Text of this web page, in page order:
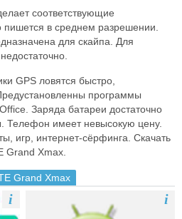
соответствующие
в среднем разрешении.
для скайпа. Для
GPS ловятся быстро,
программы
Заряда батареи достаточно
Телефон имеет невысокую цену.
игр, интернет-сёрфинга. Скачать
Grand Xmax.
Grand Xmax
i i